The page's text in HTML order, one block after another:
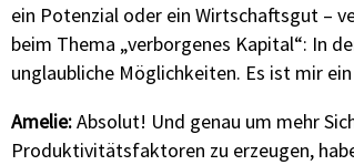
ein Potenzial oder ein Wirtschaftsgut –
beim Thema „verborgenes Kapital“: In
unglaubliche Möglichkeiten. Es ist mir
Amelie:Absolut! Und genau um mehr
Produktivitätsfaktoren zu erzeugen,